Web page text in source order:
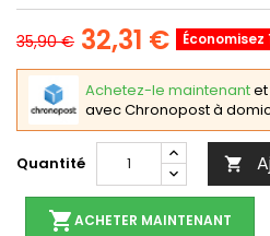
35,90 € 32,31 € Économisez
Achetez-le maintenant
avec Chronopost à
Quantité 
shopping_cartACHETER MAINTENANT